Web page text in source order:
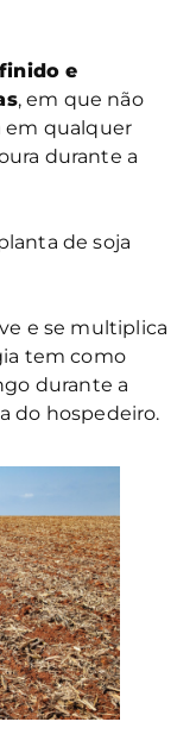
e
, em que não
em qualquer
durante a
de soja
e se multiplica
tem como
durante a
do hospedeiro.